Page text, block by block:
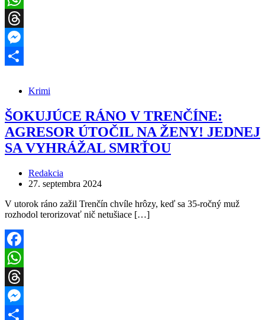
WhatsApp
Threads
Messenger
Krimi
ŠOKUJÚCE RÁNO V TRENČÍNE:
AGRESOR ÚTOČIL NA ŽENY! JEDNEJ
SA VYHRÁŽAL SMRŤOU
Redakcia
27. septembra 2024
V utorok ráno zažil Trenčín chvíle hrôzy, keď sa 35-ročný muž
rozhodol terorizovať nič netušiace […]
Facebook
WhatsApp
Threads
Messenger